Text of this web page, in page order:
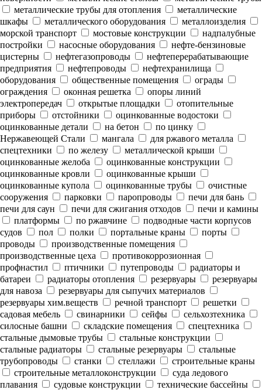
металлические трубы для отопления
металлические
шкафы
металлического оборудования
металлоизделия
морской транспорт
мостовые конструкции
надпалубные
постройки
насосные оборудования
нефте-бензиновые
цистерны
нефтегазопроводы
нефтеперерабатывающие
предприятия
нефтепроводы
нефтехранилища
оборудования
общественные помещения
ограды
ограждения
оконная решетка
опоры линий
электропередач
открытые площадки
отопительные
приборы
отстойники
оцинкованные водостоки
оцинкованные детали
на бетон
по цинку
Нержавеющей Стали
мангала
для ржавого металла
спецтехники
по железу
металлической крыши
оцинкованные желоба
оцинкованные конструкции
оцинкованные кровли
оцинкованные крыши
оцинкованные купола
оцинкованные трубы
очистные
сооружения
парковки паропроводы
печи для бань
печи для саун
печи для сжигания отходов
печи и камины
платформы
по ржавчине
подводные части корпусов
судов
пол полки портальные краны
порты
проводы
производственные помещения
производственные цеха
противокоррозионная
профнастил
птичники путепроводы
радиаторы и
батареи
радиаторы отопления резервуары
резервуары
для навоза
резервуары для сыпучих материалов
резервуары хим.веществ
речной транспорт
решетки
садовая мебель
свинарники сейфы
сельхозтехника
силосные башни
складские помещения
спецтехника
стальные дымовые трубы
стальные конструкции
стальные радиаторы
стальные резервуары
стальные
трубопроводы
станки стеллажи
строительные краны
строительные металлоконструкции
суда ледового
плавания
судовые конструкции
технические бассейны